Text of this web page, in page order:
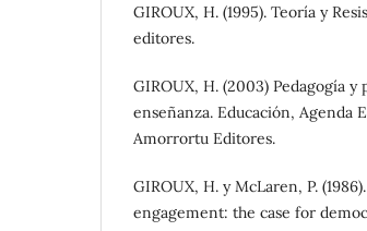
GIROUX, H. (1995). Teoría y
editores.
GIROUX, H. (2003) Pedagogía
enseñanza. Educación, Agenda
Amorrortu Editores.
GIROUX, H. y McLaren, P.
engagement: the case for